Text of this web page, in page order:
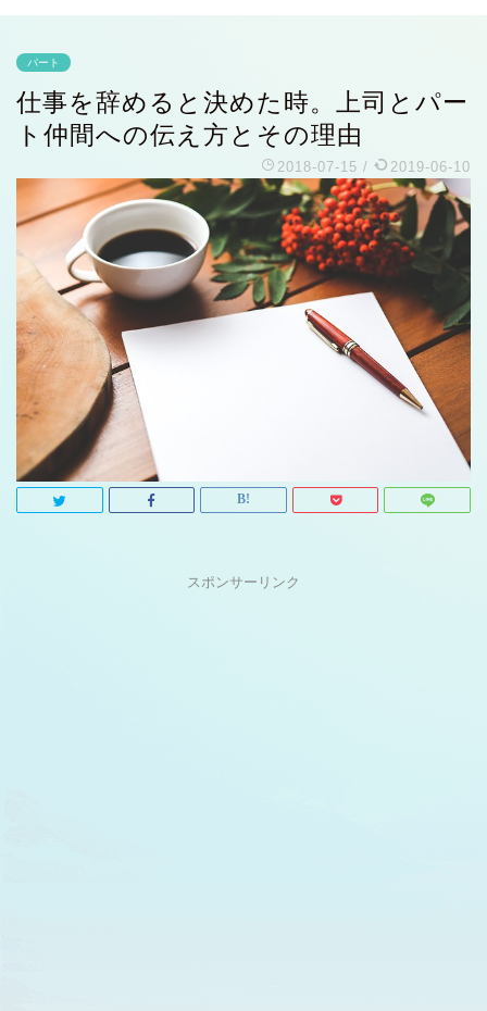
パート
仕事を辞めると決めた時。上司とパー
ト仲間への伝え方とその理由
2018-07-15 / 2019-06-10
スポンサーリンク